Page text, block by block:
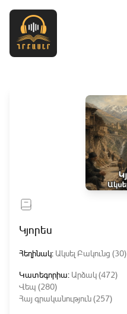
Կյորես
Հեղինակ: Ակսել Բակունց (30)
Կատեգորիա: Արձակ (472)
Վեպ (280)
Հայ գրականություն (257)